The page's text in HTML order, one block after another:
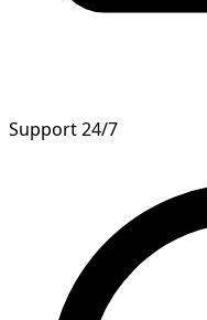
Support 24/7